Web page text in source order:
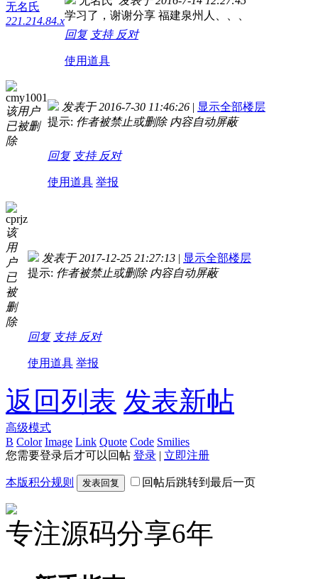
无名氏
221.214.84.x学习了，谢谢分享 福建泉州人、、、
回复 支持 反对
使用道具
cmy1001
该用户
已被删
除
发表于 2016-7-30 11:46:26 | 显示全部楼层
提示: 作者被禁止或删除 内容自动屏蔽
回复 支持 反对
使用道具 举报
cprjz
该
用
户
已
被
删
除
发表于 2017-12-25 21:27:13 | 显示全部楼层
提示: 作者被禁止或删除 内容自动屏蔽
回复 支持 反对
使用道具 举报
返回列表 发表新帖
高级模式
B Color Image Link Quote Code Smilies
您需要登录后才可以回帖 登录 | 立即注册
本版积分规则 发表回复 回帖后跳转到最后一页
专注源码分享6年